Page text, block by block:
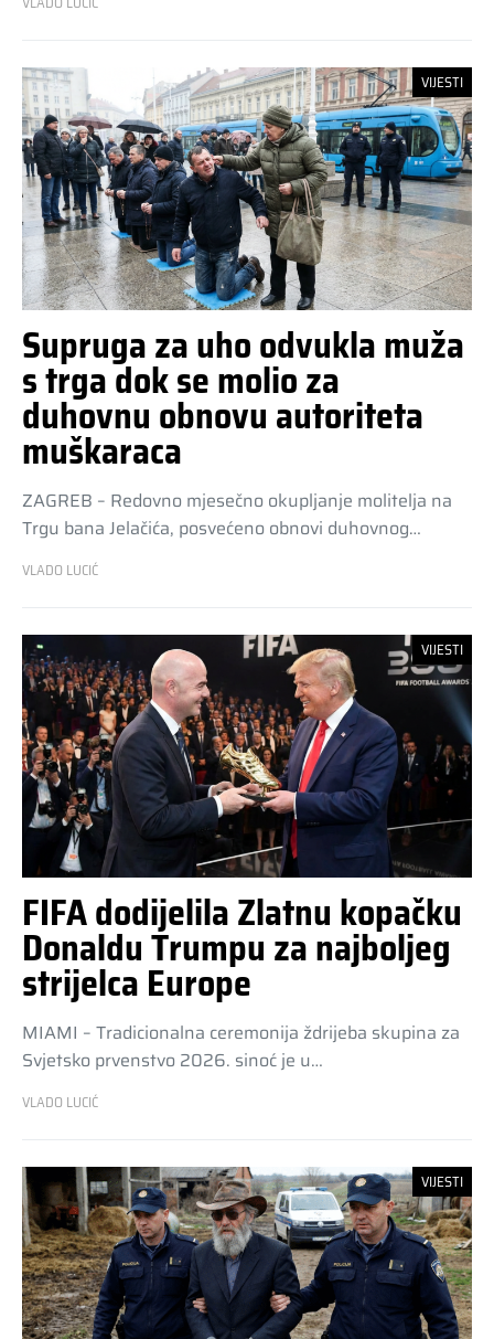
VIJESTI
Supruga za uho odvukla muža
s trga dok se molio za
duhovnu obnovu autoriteta
muškaraca
ZAGREB – Redovno mjesečno okupljanje molitelja na
Trgu bana Jelačića, posvećeno obnovi duhovnog…
VLADO LUCIĆ
VIJESTI
FIFA dodijelila Zlatnu kopačku
Donaldu Trumpu za najboljeg
strijelca Europe
MIAMI – Tradicionalna ceremonija ždrijeba skupina za
Svjetsko prvenstvo 2026. sinoć je u…
VLADO LUCIĆ
VIJESTI